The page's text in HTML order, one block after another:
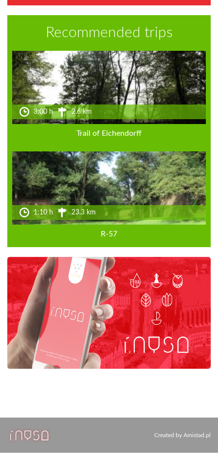
Recommended trips
3:00 h 2.6 km
Trail of Eichendorff
1:10 h 23.3 km
R-57
Created by Amistad.pl